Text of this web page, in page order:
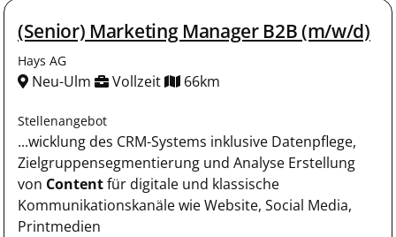
(Senior) Marketing Manager B2B (m/w/d)
Hays AG
Neu-Ulm Vollzeit 66km
Stellenangebot
...wicklung des CRM-Systems inklusive Datenpflege,
Zielgruppensegmentierung und Analyse Erstellung
von Contentfür digitale und klassische
Kommunikationskanäle wie Website, Social Media,
Printmedien